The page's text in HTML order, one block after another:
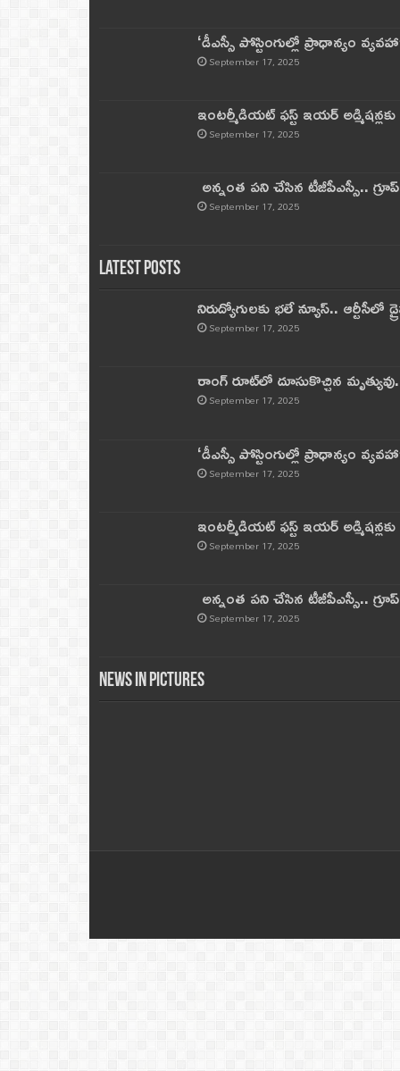
‘డీఎస్సీ పోస్టింగుల్లో ప్రాధాన్యం
September 17, 2025
ఇంటర్మీడియట్ ఫస్ట్‌ ఇయర్‌
September 17, 2025
అన్నంత పని చేసిన టీజీపీఎస్సీ..
September 17, 2025
Latest Posts
నిరుద్యోగులకు భలే న్యూస్.. ఆర్టీసీలో
September 17, 2025
రాంగ్ రూట్‌లో దూసుకొచ్చిన
September 17, 2025
‘డీఎస్సీ పోస్టింగుల్లో ప్రాధాన్యం
September 17, 2025
ఇంటర్మీడియట్ ఫస్ట్‌ ఇయర్‌
September 17, 2025
అన్నంత పని చేసిన టీజీపీఎస్సీ..
September 17, 2025
News in Pictures